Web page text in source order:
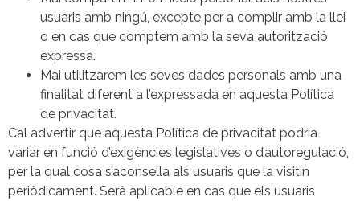
usuaris amb ningú, excepte per a complir amb la llei
o en cas que comptem amb la seva autorització
expressa.
Mai utilitzarem les seves dades personals amb una
finalitat diferent a l’expressada en aquesta Política
de privacitat.
Cal advertir que aquesta Política de privacitat podria
variar en funció d’exigències legislatives o d’autoregulació,
per la qual cosa s’aconsella als usuaris que la visitin
periòdicament. Serà aplicable en cas que els usuaris